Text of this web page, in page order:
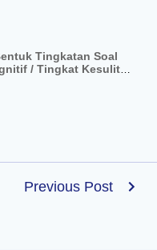
Tingkatan Soal
/ Tingkat Kesulitan
Previous Post